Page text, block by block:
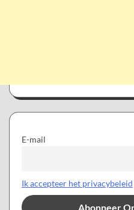
E-mail
Ik accepteer het privacybeleid